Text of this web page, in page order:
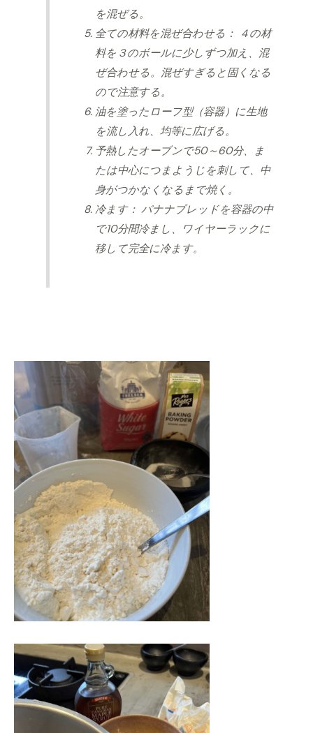
を混ぜる。
全ての材料を混ぜ合わせる： ４の材
料を３のボールに少しずつ加え、混
ぜ合わせる。混ぜすぎると固くなる
ので注意する。
油を塗ったローフ型（容器）に生地
を流し入れ、均等に広げる。
予熱したオーブンで50～60分、ま
たは中心につまようじを刺して、中
身がつかなくなるまで焼く。
冷ます： バナナブレッドを容器の中
で10分間冷まし、ワイヤーラックに
移して完全に冷ます。